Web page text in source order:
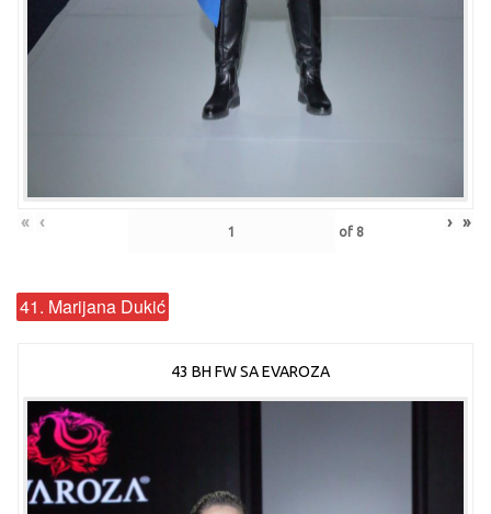
« ‹ of 8 › »
41. Marijana Dukić
43 BH FW SA EVAROZA